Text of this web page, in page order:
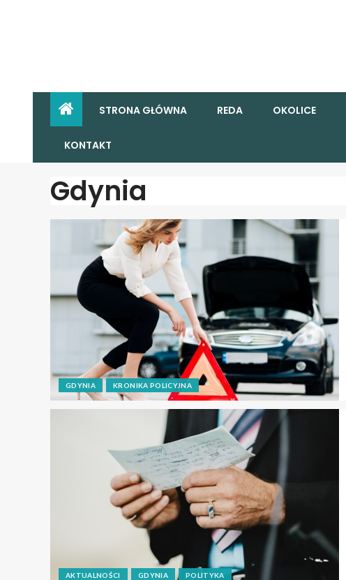
STRONA GŁÓWNA REDA OKOLICE
KONTAKT
Gdynia
GDYNIA KRONIKA POLICYJNA
AKTUALNOŚCI GDYNIA POLITYKA